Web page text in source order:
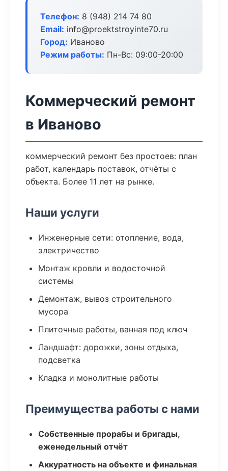
Телефон: 8 (948) 214 74 80
Email: info@proektstroyinte70.ru
Город: Иваново
Режим работы: Пн-Вс: 09:00-20:00
Коммерческий ремонт
в Иваново
коммерческий ремонт без простоев: план
работ, календарь поставок, отчёты с
объекта. Более 11 лет на рынке.
Наши услуги
Инженерные сети: отопление, вода,
электричество
Монтаж кровли и водосточной
системы
Демонтаж, вывоз строительного
мусора
Плиточные работы, ванная под ключ
Ландшафт: дорожки, зоны отдыха,
подсветка
Кладка и монолитные работы
Преимущества работы с нами
Собственные прорабы и бригады,
еженедельный отчёт
Аккуратность на объекте и финальная